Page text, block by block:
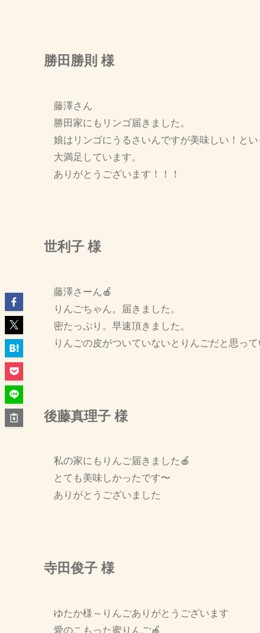
勝田勝則 様
藤澤さん
勝田家にもリンゴ届きました。
娘はリンゴにうるさいんですが美味しい！とい
大満足しています。
ありがとうございます！！！
世利子 様
藤澤さーん🍎
りんごちゃん。届きました。
密たっぷり。早速頂きました。
りんごの皮がついていないとりんごだと思っ
後藤真理子 様
私の家にもりんご届きました🍎
とても美味しかったです〜
ありがとうございました
寺田俊子 様
ゆたか様～りんごありがとうございます
愛のこもった蜜りんご🍎